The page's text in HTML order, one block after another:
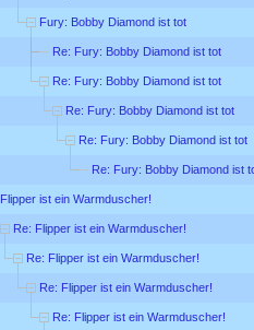
Fury: Bobby Diamond ist tot
Re: Fury: Bobby Diamond ist tot
Re: Fury: Bobby Diamond ist tot
Re: Fury: Bobby Diamond ist tot
Re: Fury: Bobby Diamond ist tot
Re: Fury: Bobby Diamond ist
Flipper ist ein Warmduscher!
Re: Flipper ist ein Warmduscher!
Re: Flipper ist ein Warmduscher!
Re: Flipper ist ein Warmduscher!
Re: Flipper ist ein Warmduscher!